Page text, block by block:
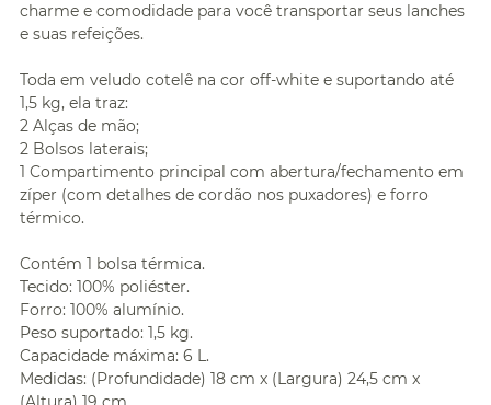
charme e comodidade para você transportar seus lanches
e suas refeições.
Toda em veludo cotelê na cor off-white e suportando até
1,5 kg, ela traz:
2 Alças de mão;
2 Bolsos laterais;
1 Compartimento principal com abertura/fechamento em
zíper (com detalhes de cordão nos puxadores) e forro
térmico.
Contém 1 bolsa térmica.
Tecido: 100% poliéster.
Forro: 100% alumínio.
Peso suportado: 1,5 kg.
Capacidade máxima: 6 L.
Medidas: (Profundidade) 18 cm x (Largura) 24,5 cm x